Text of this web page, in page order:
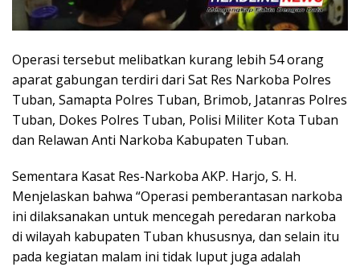
Operasi tersebut melibatkan kurang lebih 54 orang
aparat gabungan terdiri dari Sat Res Narkoba Polres
Tuban, Samapta Polres Tuban, Brimob, Jatanras Polres
Tuban, Dokes Polres Tuban, Polisi Militer Kota Tuban
dan Relawan Anti Narkoba Kabupaten Tuban.
Sementara Kasat Res-Narkoba AKP. Harjo, S. H.
Menjelaskan bahwa “Operasi pemberantasan narkoba
ini dilaksanakan untuk mencegah peredaran narkoba
di wilayah kabupaten Tuban khususnya, dan selain itu
pada kegiatan malam ini tidak luput juga adalah